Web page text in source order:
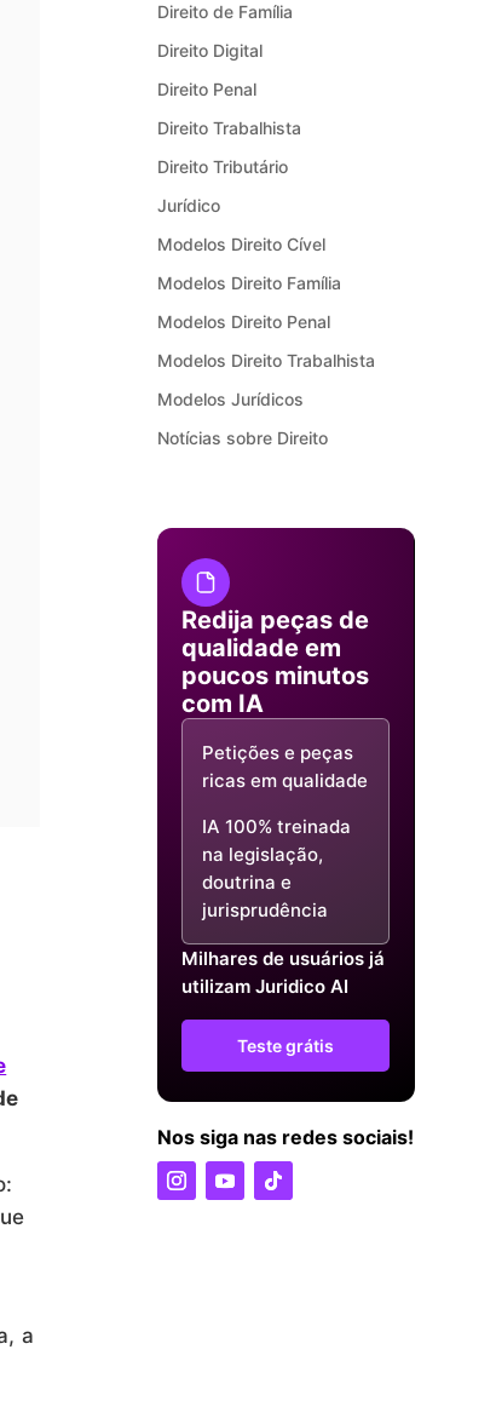
a
Direito de Família
Direito Digital
Direito Penal
Direito Trabalhista
Direito Tributário
Jurídico
Modelos Direito Cível
Modelos Direito Família
Modelos Direito Penal
Modelos Direito Trabalhista
Modelos Jurídicos
Notícias sobre Direito
Redija peças de
qualidade em
poucos minutos
com IA
Petições e peças
ricas em qualidade
IA 100% treinada
na legislação,
doutrina e
jurisprudência
Milhares de usuários já
utilizam Juridico AI
Teste grátis
Nos siga nas redes sociais!